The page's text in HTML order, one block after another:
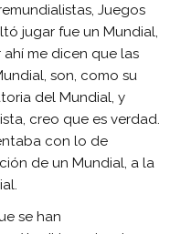
Juegos
jugar fue un Mundial,
me dicen que las
son, como su
del Mundial, y
creo que es verdad.
con lo de
de un Mundial, a la
se han